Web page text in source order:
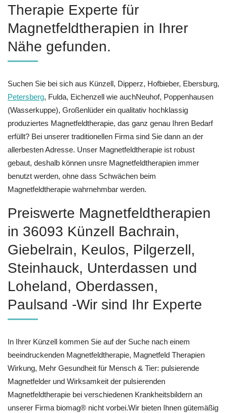
Therapie Experte für
Magnetfeldtherapien in Ihrer
Nähe gefunden.
Suchen Sie bei sich aus Künzell, Dipperz, Hofbieber, Ebersburg,
Petersberg, Fulda, Eichenzell wie auchNeuhof, Poppenhausen
(Wasserkuppe), Großenlüder ein qualitativ hochklassig
produziertes Magnetfeldtherapie, das ganz genau Ihren Bedarf
erfüllt? Bei unserer traditionellen Firma sind Sie dann an der
allerbesten Adresse. Unser Magnetfeldtherapie ist robust
gebaut, deshalb können unsre Magnetfeldtherapien immer
benutzt werden, ohne dass Schwächen beim
Magnetfeldtherapie wahrnehmbar werden.
Preiswerte Magnetfeldtherapien
in 36093 Künzell Bachrain,
Giebelrain, Keulos, Pilgerzell,
Steinhauck, Unterdassen und
Loheland, Oberdassen,
Paulsand -Wir sind Ihr Experte
In Ihrer Künzell kommen Sie auf der Suche nach einem
beeindruckenden Magnetfeldtherapie, Magnetfeld Therapien
Wirkung, Mehr Gesundheit für Mensch & Tier: pulsierende
Magnetfelder und Wirksamkeit der pulsierenden
Magnetfeldtherapie bei verschiedenen Krankheitsbildern an
unserer Firma biomag® nicht vorbei.Wir bieten Ihnen gütemäßig